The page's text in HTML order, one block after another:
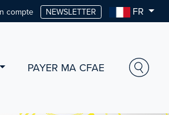
compte NEWSLETTER FR
PAYER MA CFAE